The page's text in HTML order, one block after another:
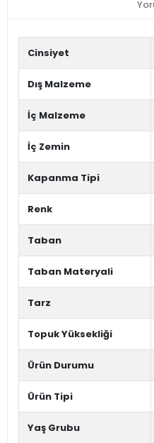
Cinsiyet
Dış Malzeme
İç Malzeme
İç Zemin
Kapanma Tipi
Renk
Taban
Taban Materyali
Tarz
Topuk Yüksekliği
Ürün Durumu
Ürün Tipi
Yaş Grubu